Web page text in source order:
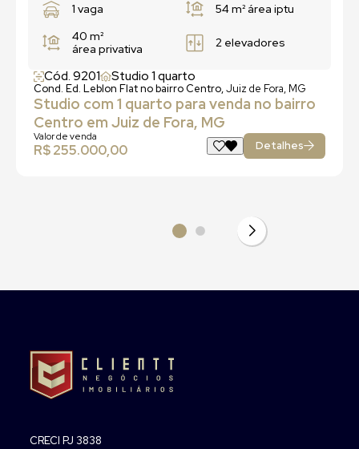
1 vaga 54 m²área iptu
40 m²
área privativa
2 elevadores
Cód. 9201 Studio 1 quarto
Cond. Ed. Leblon Flat no bairro Centro,Juiz de Fora, MG
Studio com 1 quarto para venda no bairro
Centro em Juiz de Fora, MG
Valor de venda
R$ 255.000,00 Detalhes
CRECI PJ 3838